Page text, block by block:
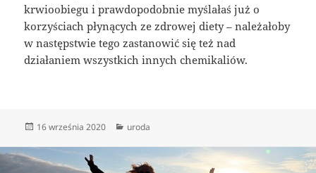
krwioobiegu i prawdopodobnie myślałaś już o
korzyściach płynących ze zdrowej diety – należałoby
w następstwie tego zastanowić się też nad
działaniem wszystkich innych chemikaliów.
Data
16 września 2020 Kategorie
uroda